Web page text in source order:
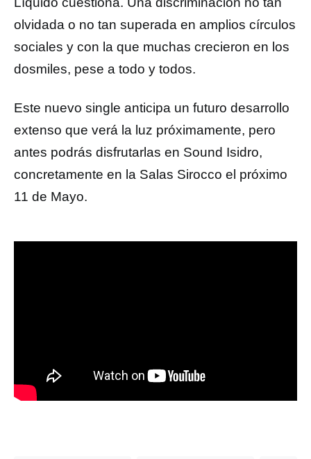
olvidada o no tan superada en amplios círculos
sociales y con la que muchas crecieron en los
dosmiles, pese a todo y todos.
Este nuevo single anticipa un futuro desarrollo
extenso que verá la luz próximamente, pero
antes podrás disfrutarlas en Sound Isidro,
concretamente en la Salas Sirocco el próximo
11 de Mayo.